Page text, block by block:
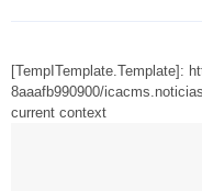
[TempITemplate.Template]:
8aaafb990900/
current context